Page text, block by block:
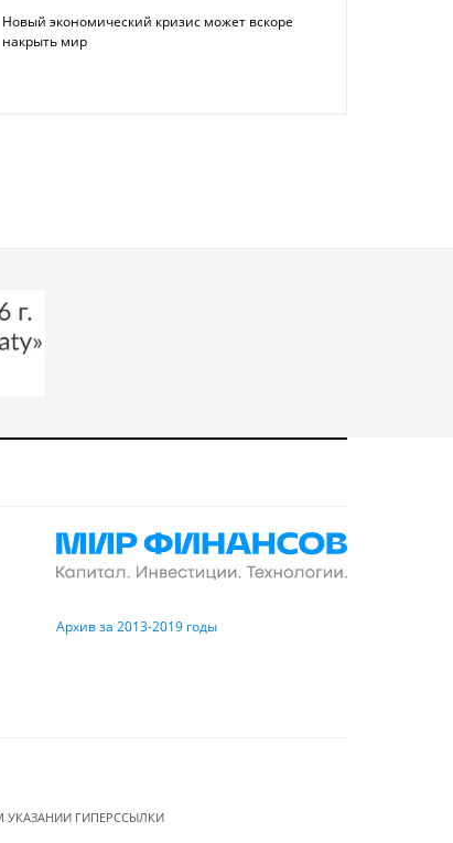
Новый экономический кризис может вскоре
накрыть мир
Архив за 2013-2019 годы
ГИПЕРССЫЛКИ